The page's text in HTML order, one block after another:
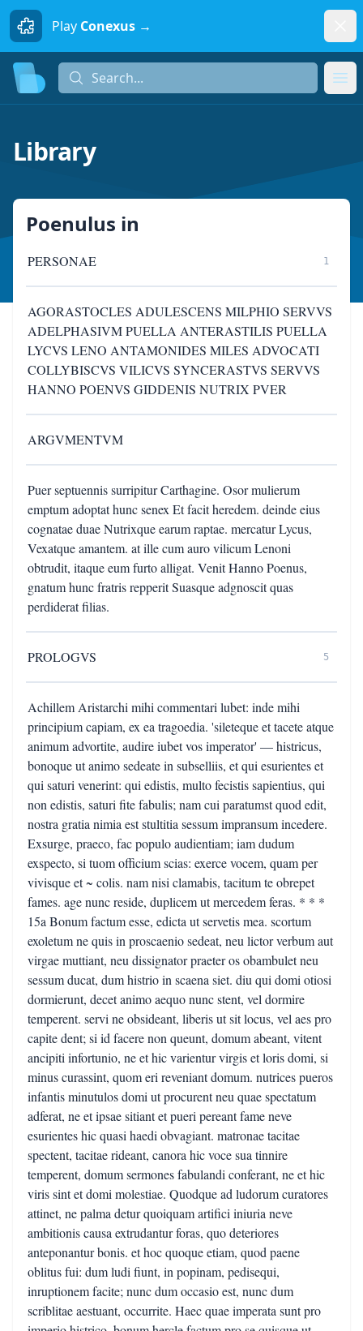
Play Conexus →
Search...
Library
Poenulus in
PERSONAE 1
AGORASTOCLES ADULESCENS MILPHIO SERVVS
ADELPHASIVM PUELLA ANTERASTILIS PUELLA
LYCVS LENO ANTAMONIDES MILES ADVOCATI
COLLYBISCVS VILICVS SYNCERASTVS SERVVS
HANNO POENVS GIDDENIS NUTRIX PVER
ARGVMENTVM
Puer septuennis surripitur Carthagine. Osor mulierum
emptum adoptat hunc senex Et facit heredem. deinde eius
cognatae duae Nutrixque earum raptae. mercatur Lycus,
Vexatque amantem. at ille cum auro vilicum Lenoni
obtrudit, itaque eum furto alligat. Venit Hanno Poenus,
gnatum hunc fratris repperit Suasque adgnoscit quas
perdiderat filias.
PROLOGVS 5
Achillem Aristarchi mihi commentari lubet: inde mihi
principium capiam, ex ea tragoedia. 'sileteque et tacete atque
animum advortite, audire iubet vos imperator' — histricus,
bonoque ut animo sedeate in subselliis, et qui esurientes et
qui saturi venerint: qui edistis, multo fecistis sapientius, qui
non edistis, saturi fite fabulis; nam cui paratumst quod edit,
nostra gratia nimia est stultitia sessum impransum incedere.
Exsurge, praeco, fac populo audientiam; iam dudum
exspecto, si tuom officium scias: exerce vocem, quam per
vivisque et ~ colis. nam nisi clamabis, tacitum te obrepet
fames. age nunc reside, duplicem ut mercedem feras. * * *
15a Bonum factum esse, edicta ut servetis mea. scortum
exoletum ne quis in proscaenio sedeat, neu lictor verbum aut
virgae muttiant, neu dissignator praeter os obambulet neu
sessum ducat, dum histrio in scaena siet. diu qui domi otiosi
dormierunt, decet animo aequo nunc stent, vel dormire
temperent. servi ne obsideant, liberis ut sit locus, vel aes pro
capite dent; si id facere non queunt, domum abeant, vitent
ancipiti infortunio, ne et hic varientur virgis et loris domi, si
minus curassint, quom eri reveniant domum. nutrices pueros
infantis minutulos domi ut procurent neu quae spectatum
adferat, ne et ipsae sitiant et pueri pereant fame neve
esurientes hic quasi haedi obvagiant. matronae tacitae
spectent, tacitae rideant, canora hic voce sua tinnire
temperent, domum sermones fabulandi conferant, ne et hic
viris sint et domi molestiae. Quodque ad ludorum curatores
attinet, ne palma detur quoiquam artifici iniuria neve
ambitionis causa extrudantur foras, quo deteriores
anteponantur bonis. et hoc quoque etiam, quod paene
oblitus fui: dum ludi fiunt, in popinam, pedisequi,
inruptionem facite; nunc dum occasio est, nunc dum
scriblitae aestuant, occurrite. Haec quae imperata sunt pro